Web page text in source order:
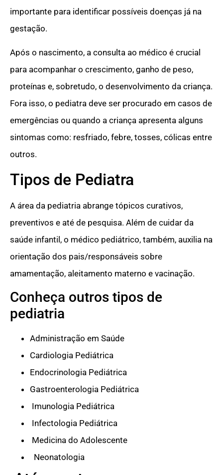
importante para identificar possíveis doenças já na
gestação.
Após o nascimento, a consulta ao médico é crucial
para acompanhar o crescimento, ganho de peso,
proteínas e, sobretudo, o desenvolvimento da criança.
Fora isso, o pediatra deve ser procurado em casos de
emergências ou quando a criança apresenta alguns
sintomas como: resfriado, febre, tosses, cólicas entre
outros.
Tipos de Pediatra
A área da pediatria abrange tópicos curativos,
preventivos e até de pesquisa. Além de cuidar da
saúde infantil, o médico pediátrico, também, auxilia na
orientação dos pais/responsáveis sobre
amamentação, aleitamento materno e vacinação.
Conheça outros tipos de
pediatria
Administração em Saúde
Cardiologia Pediátrica
Endocrinologia Pediátrica
Gastroenterologia Pediátrica
Imunologia Pediátrica
Infectologia Pediátrica
Medicina do Adolescente
Neonatologia